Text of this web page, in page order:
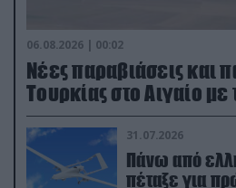
06.08.2026 | 00:02
Νέες παραβιάσεις και
Τουρκίας στο Αιγαίο με
31.07.2026
Πάνω από
πέταξε για